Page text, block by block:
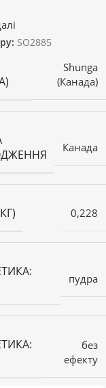
SO2885
Shunga
(Канада)
Канада
0,228
пудра
без
ефекту